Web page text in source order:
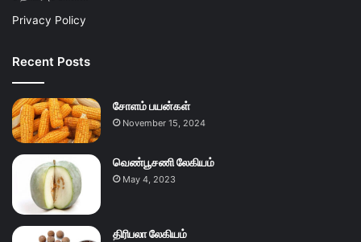
Privacy Policy
Recent Posts
சோளம் பயன்கள்
November 15, 2024
வெண்பூசணி லேகியம்
May 4, 2023
திரிபலா லேகியம்